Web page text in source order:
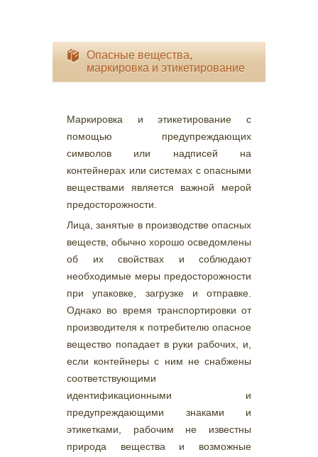
Опасные вещества,
маркировка и этикетирование
Маркировка и этикетирование с
помощью предупреждающих
символов или надписей на
контейнерах или системах с опасными
веществами является важной мерой
предосторожности.
Лица, занятые в производстве опасных
веществ, обычно хорошо осведомлены
об их свойствах и соблюдают
необходимые меры предосторожности
при упаковке, загрузке и отправке.
Однако во время транспортировки от
производителя к потребителю опасное
вещество попадает в руки рабочих, и,
если контейнеры с ним не снабжены
соответствующими
идентификационными и
предупреждающими знаками и
этикетками, рабочим не известны
природа вещества и возможные